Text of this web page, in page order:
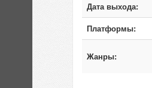
Дата выхода:
Платформы:
Жанры: